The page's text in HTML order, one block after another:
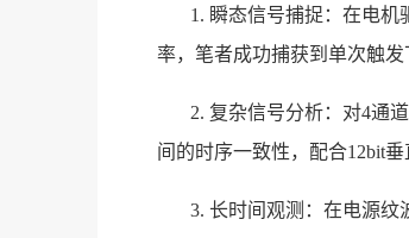
1. 瞬态信号捕捉：在电机
率，笔者成功捕获到单次触发
2. 复杂信号分析：对4通
间的时序一致性，配合12bit
3. 长时间观测：在电源纹